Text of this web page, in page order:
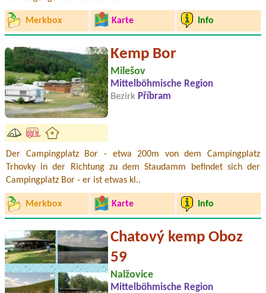
Merkbox Karte Info
Kemp Bor
Milešov
Mittelböhmische Region
Bezirk Příbram
Der Campingplatz Bor - etwa 200m von dem Campingplatz
Trhovky in der Richtung zu dem Staudamm befindet sich der
Campingplatz Bor - er ist etwas kl..
Merkbox Karte Info
Chatový kemp Oboz
59
Nalžovice
Mittelböhmische Region